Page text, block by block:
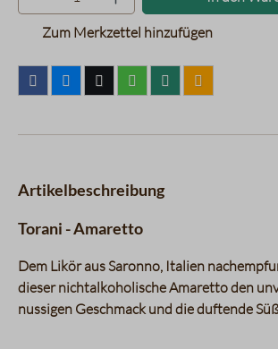
Zum Merkzettel hinzufügen
Artikelbeschreibung
Torani - Amaretto
Dem Likör aus Saronno, Italien
dieser nichtalkoholische Amaretto den
nussigen Geschmack und die duftende